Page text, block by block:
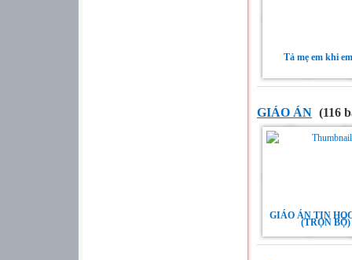
Tả mẹ em khi
GIÁO ÁN (116
GIÁO ÁN TIN
(TRỌN BỘ)